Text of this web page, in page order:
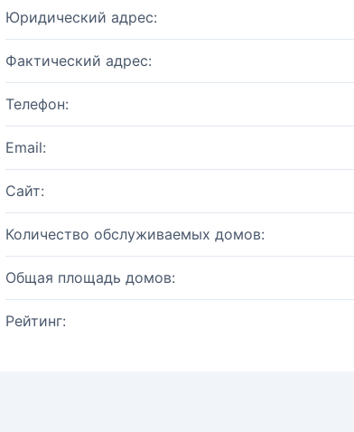
Юридический адрес:
Фактический адрес:
Телефон:
Email:
Сайт:
Количество обслуживаемых домов:
Общая площадь домов:
Рейтинг: